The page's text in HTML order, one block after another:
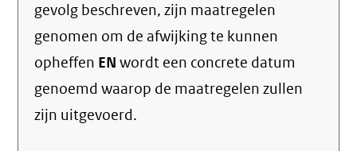
gevolg beschreven, zijn maatregelen
genomen om de afwijking te kunnen
opheffen EN wordt een concrete datum
genoemd waarop de maatregelen zullen
zijn uitgevoerd.